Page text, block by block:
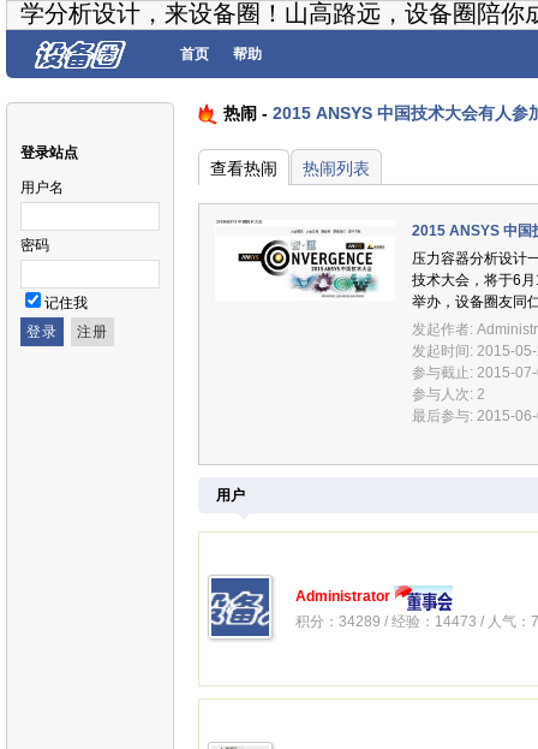
学分析设计，来设备圈！山高路远，设备圈陪你
首页 帮助
登录站点
用户名
密码
记住我
热闹 - 2015 ANSYS 中国技术大会有人参
查看热闹 热闹列表
2015 ANSYS 中国
压力容器分析设计
技术大会，将于6
举办，设备圈友同
发起作者:
发起时间: 2015-
参与截止: 2015-
参与人次: 2
最后参与: 2015-
用户
Administrator
积分：34289 / 经验：14473 / 人气：